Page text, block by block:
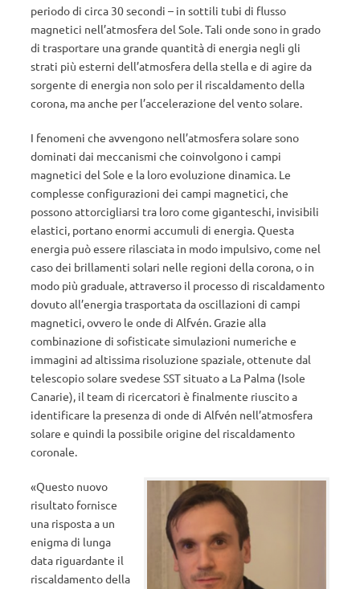
periodo di circa 30 secondi – in sottili tubi di flusso
magnetici nell’atmosfera del Sole. Tali onde sono in grado
di trasportare una grande quantità di energia negli gli
strati più esterni dell’atmosfera della stella e di agire da
sorgente di energia non solo per il riscaldamento della
corona, ma anche per l’accelerazione del vento solare.
I fenomeni che avvengono nell’atmosfera solare sono
dominati dai meccanismi che coinvolgono i campi
magnetici del Sole e la loro evoluzione dinamica. Le
complesse configurazioni dei campi magnetici, che
possono attorcigliarsi tra loro come giganteschi, invisibili
elastici, portano enormi accumuli di energia. Questa
energia può essere rilasciata in modo impulsivo, come nel
caso dei brillamenti solari nelle regioni della corona, o in
modo più graduale, attraverso il processo di riscaldamento
dovuto all’energia trasportata da oscillazioni di campi
magnetici, ovvero le onde di Alfvén. Grazie alla
combinazione di sofisticate simulazioni numeriche e
immagini ad altissima risoluzione spaziale, ottenute dal
telescopio solare svedese SST situato a La Palma (Isole
Canarie), il team di ricercatori è finalmente riuscito a
identificare la presenza di onde di Alfvén nell’atmosfera
solare e quindi la possibile origine del riscaldamento
coronale.
«Questo nuovo
risultato fornisce
una risposta a un
enigma di lunga
data riguardante il
riscaldamento della